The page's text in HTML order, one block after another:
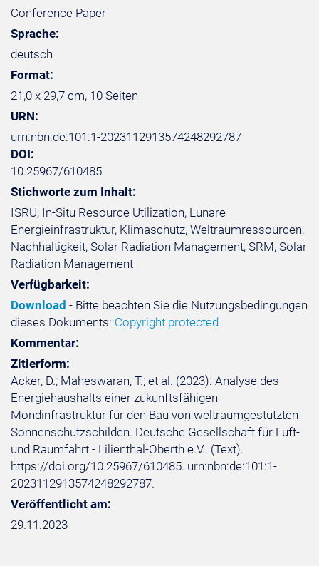
Conference Paper
Sprache:
deutsch
Format:
21,0 x 29,7 cm, 10 Seiten
URN:
urn:nbn:de:101:1-2023112913574248292787
DOI:
10.25967/610485
Stichworte zum Inhalt:
ISRU, In-Situ Resource Utilization, Lunare
Energieinfrastruktur, Klimaschutz, Weltraumressourcen,
Nachhaltigkeit, Solar Radiation Management, SRM, Solar
Radiation Management
Verfügbarkeit:
Download - Bitte beachten Sie die Nutzungsbedingungen
dieses Dokuments: Copyright protected
Kommentar:
Zitierform:
Acker, D.; Maheswaran, T.; et al. (2023): Analyse des
Energiehaushalts einer zukunftsfähigen
Mondinfrastruktur für den Bau von weltraumgestützten
Sonnenschutzschilden. Deutsche Gesellschaft für Luft-
und Raumfahrt - Lilienthal-Oberth e.V.. (Text).
https://doi.org/10.25967/610485. urn:nbn:de:101:1-
2023112913574248292787.
Veröffentlicht am:
29.11.2023